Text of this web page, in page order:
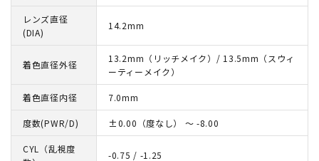
レンズ直径
(DIA)
14.2mm
着色直径外径
13.2mm（リッチメイク）/ 13.5mm（スウィ
ーティーメイク）
着色直径内径 7.0mm
度数(PWR/D) ±0.00（度なし） ～ -8.00
CYL（乱視度
-0.75 / -1.25